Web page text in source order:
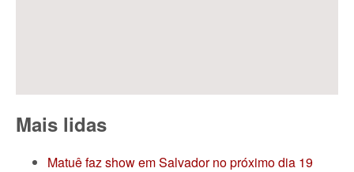
Mais lidas
Matuê faz show em Salvador no próximo dia 19